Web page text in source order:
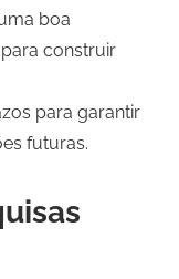
boa
construir
para garantir
futuras.